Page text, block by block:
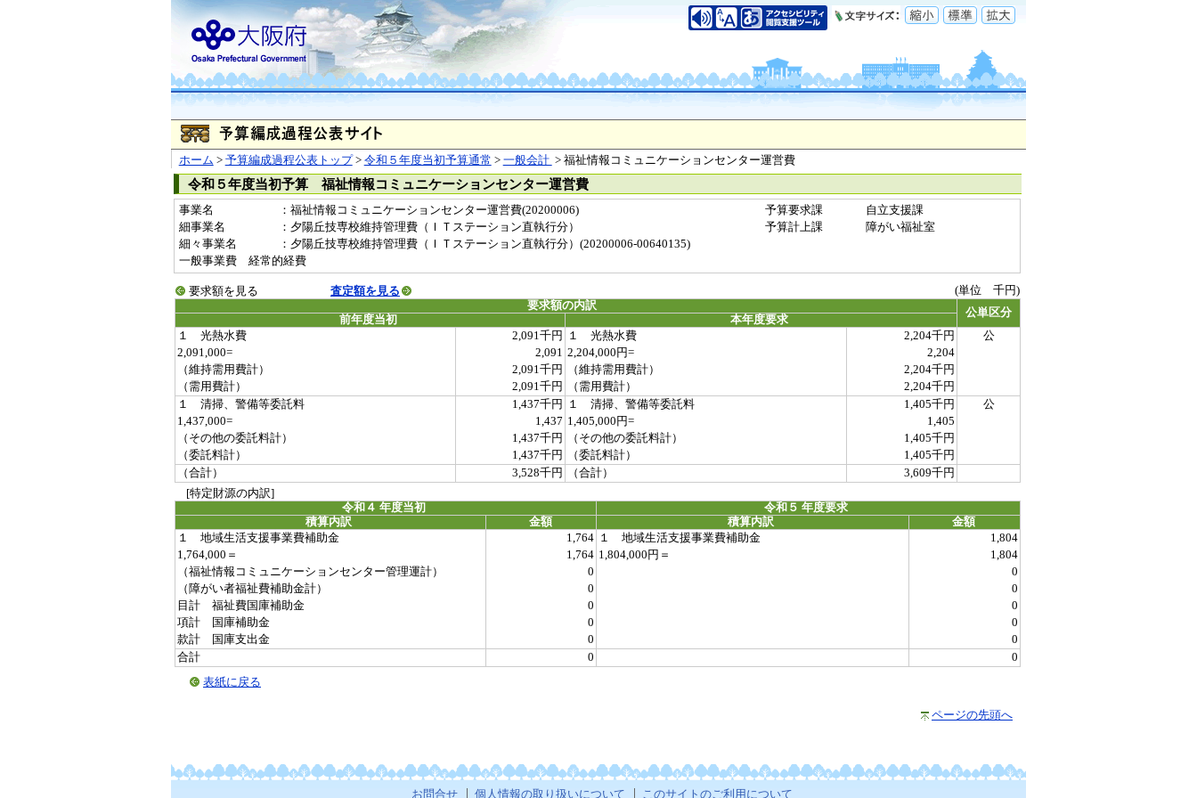
ホーム > 予算編成過程公表トップ> 令和５年度当初予算通常 > 一般会計 > 福祉情報コミュニケーションセンター運営費
令和５年度当初予算 福祉情報コミュニケーションセンター運営費
事業名 ：福祉情報コミュニケーションセンター運営費(20200006) 予算要求課
自立支援課
細事業名
：夕陽丘技専校維持管理費（ＩＴステーション直執行分） 予算計上課
障がい福祉室
細々事業名
：夕陽丘技専校維持管理費（ＩＴステーション直執行分）(20200006-00640135)
一般事業費 経常的経費
要求額を見る 査定額を見る
(単位 千円)
要求額の内訳
公単区分
前年度当初
本年度要求
１ 光熱水費
2,091千円 １ 光熱水費 2,204千円
公
2,091,000=
2,091 2,204,000円=
2,204
（維持需用費計）
2,091千円 （維持需用費計）
2,204千円
（需用費計）
2,091千円 （需用費計）
2,204千円
１ 清掃、警備等委託料
1,437千円 １ 清掃、警備等委託料 1,405千円
公
1,437,000=
1,437 1,405,000円=
1,405
（その他の委託料計）
1,437千円 （その他の委託料計）
1,405千円
（委託料計）
1,437千円 （委託料計）
1,405千円
（合計）
3,528千円 （合計）
3,609千円
[特定財源の内訳]
令和４ 年度当初
令和５ 年度要求
積算内訳
金額 積算内訳
金額
１ 地域生活支援事業費補助金
1,764 １ 地域生活支援事業費補助金
1,804
1,764,000＝
1,764 1,804,000円＝
1,804
（福祉情報コミュニケーションセンター管理運計）
0
0
（障がい者福祉費補助金計）
0
0
目計 福祉費国庫補助金
0
0
項計 国庫補助金
0
0
款計 国庫支出金
0
0
合計
0
0
表紙に戻る
ページの先頭へ
お問合せ 個人情報の取り扱いについて このサイトのご利用について